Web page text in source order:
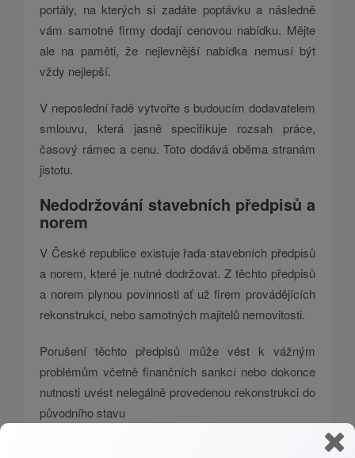
portály, na kterých si zadáte poptávku a následně
vám samotné firmy dodají cenovou nabídku. Mějte
ale na paměti, že nejlevnější nabídka nemusí být
vždy nejlepší.
V neposlední řadě vytvořte s budoucím dodavatelem
smlouvu, která jasně specifikuje rozsah práce,
časový rámec a cenu. Toto dodává oběma stranám
jistotu.
Nedodržování stavebních předpisů a
norem
V České republice existuje řada stavebních předpisů
a norem, které je nutné dodržovat. Z těchto předpisů
a norem plynou povinnosti ať už firem provádějících
rekonstrukci, nebo samotných majitelů nemovitosti.
Porušení těchto předpisů může vést k vážným
problémům včetně finančních sankcí nebo dokonce
nutnosti uvést nelegálně provedenou rekonstrukci do
původního stavu